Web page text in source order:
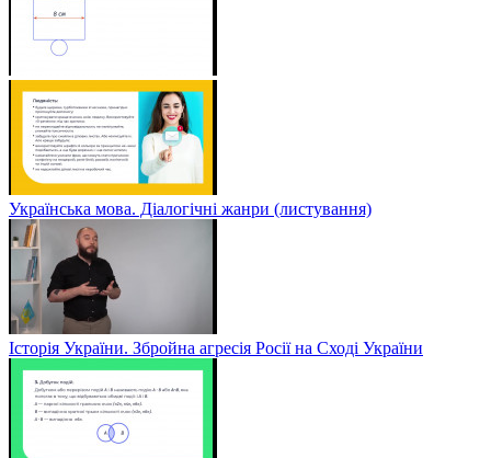
Українська мова. Діалогічні жанри (листування)
Історія України. Збройна агресія Росії на Сході України